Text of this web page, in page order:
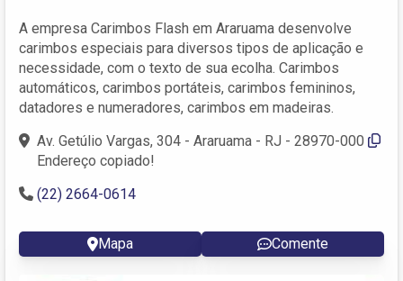
A empresa Carimbos Flash em Araruama desenvolve
carimbos especiais para diversos tipos de aplicação e
necessidade, com o texto de sua ecolha. Carimbos
automáticos, carimbos portáteis, carimbos femininos,
datadores e numeradores, carimbos em madeiras.
Av. Getúlio Vargas, 304 - Araruama - RJ - 28970-000
Endereço copiado!
(22) 2664-0614
Mapa Comente